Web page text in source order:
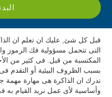
قبل كل شئ, عليك ان تعلم ان
التى تتحمل مسؤولية فك الرموز
المكتسبة من قبل. فى كثير من
بسبب الظروف البيئية أو
ندرك ان الذاكرة هى مهارة مهمة
وأساسية لأى عمل نريد القيام به